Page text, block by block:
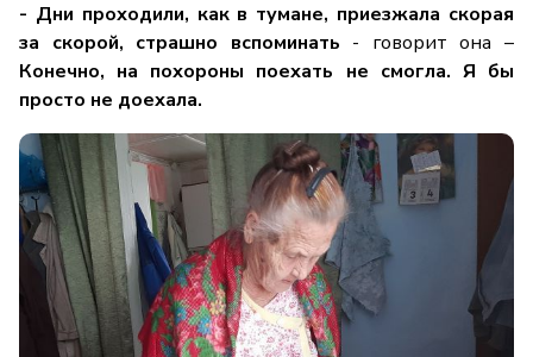
- Дни проходили, как в тумане, приезжала скорая
за скорой, страшно вспоминать - говорит она –
Конечно, на похороны поехать не смогла. Я бы
просто не доехала.